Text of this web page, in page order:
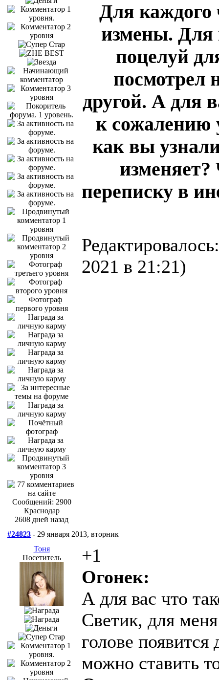
Сообщений: 2900
Краснодар
2608 дней назад
Для каждого
измены. Для
поцелуй
посмотрел
другой. А для
к сожалению
как вы
переписку в
2021 в 21:21)
#24823 - 29 января 2013, вторник
Тоня
Посетитель
+1
Огонек:
А для вас что
Светик, для
голове появится
можно ставить